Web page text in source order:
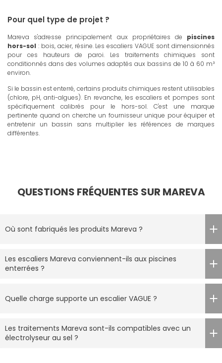
Pour quel type de projet ?
Mareva s'adresse principalement aux propriétaires de piscines
hors-sol : bois, acier, résine. Les escaliers VAGUE sont dimensionnés
pour ces hauteurs de paroi. Les traitements chimiques sont
conditionnés dans des volumes adaptés aux bassins de 10 à 60 m³
environ.
Si le bassin est enterré, certains produits chimiques restent utilisables
(chlore, pH, anti-algues). En revanche, les escaliers et pompes sont
spécifiquement calibrés pour le hors-sol. C'est une marque
pertinente quand on cherche un fournisseur unique pour équiper et
entretenir un bassin sans multiplier les références de marques
différentes.
QUESTIONS FRÉQUENTES SUR MAREVA
Où sont fabriqués les produits Mareva ?
Les escaliers Mareva conviennent-ils aux piscines
enterrées ?
Quelle charge supporte un escalier VAGUE ?
Les traitements Mareva sont-ils compatibles avec un
électrolyseur au sel ?